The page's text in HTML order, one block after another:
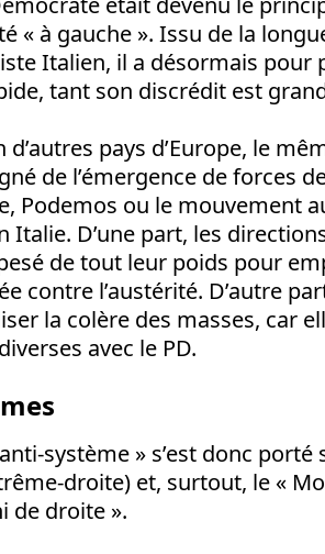
« à gauche ». Issu de la
Italien, il a désormais pour
tant son discrédit est
d’autres pays d’Europe, le
de l’émergence de forces
Podemos ou le mouvement
Italie. D’une part, les
de tout leur poids pour
contre l’austérité. D’autre
la colère des masses, car
avec le PD.
système » s’est donc
droite) et, surtout, le «
de droite ».